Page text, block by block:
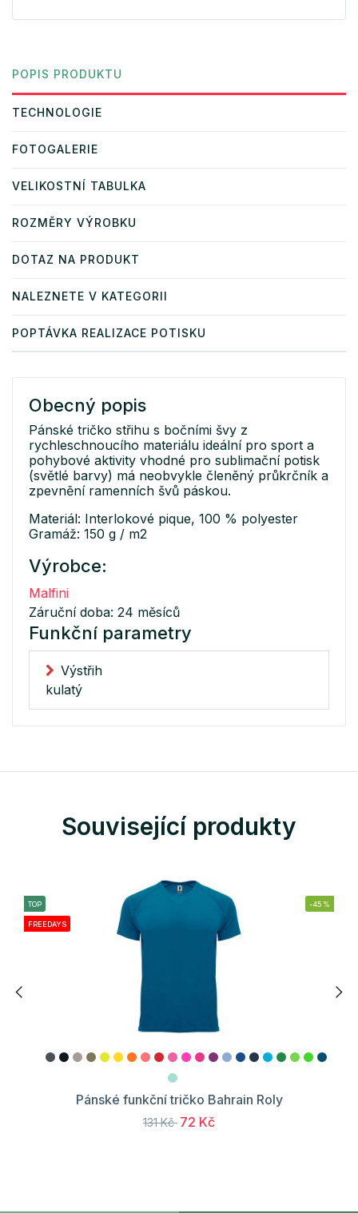
POPIS PRODUKTU
TECHNOLOGIE
FOTOGALERIE
VELIKOSTNÍ TABULKA
ROZMĚRY VÝROBKU
DOTAZ NA PRODUKT
NALEZNETE V KATEGORII
POPTÁVKA REALIZACE POTISKU
Obecný popis
Pánské tričko střihu s bočními švy z
rychleschnoucího materiálu ideální pro sport a
pohybové aktivity vhodné pro sublimační potisk
(světlé barvy) má neobvykle členěný průkrčník a
zpevnění ramenních švů páskou.
Materiál: Interlokové pique, 100 % polyester
Gramáž: 150 g / m2
Výrobce:
Malfini
Záruční doba: 24 měsíců
Funkční parametry
Výstřih
kulatý
Související produkty
TOP
FREEDAYS
-45%
Pánské funkční tričko Bahrain Roly
131 Kč 72 Kč